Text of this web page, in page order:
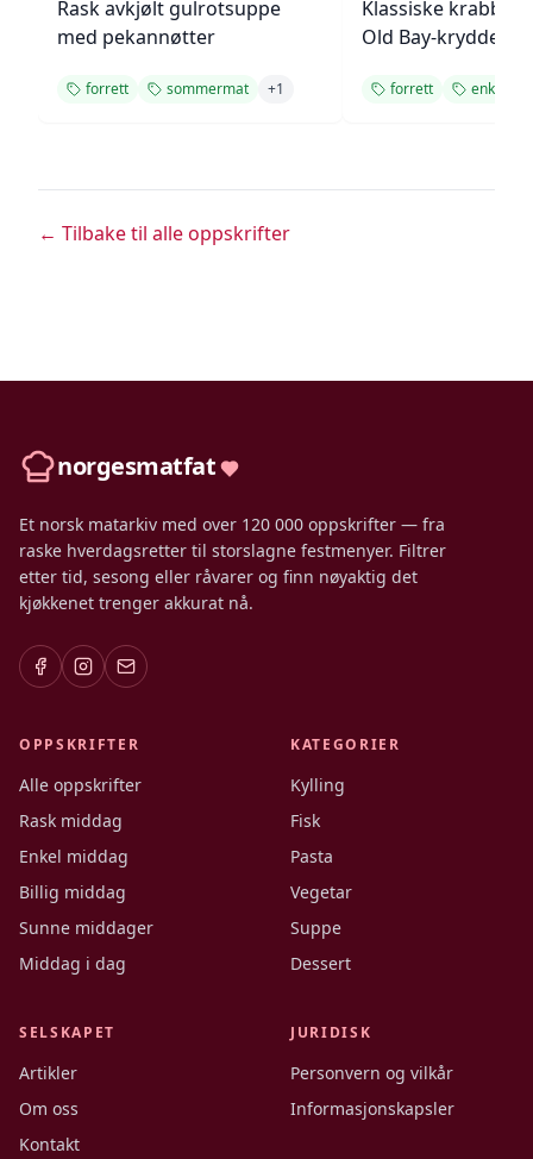
Rask avkjølt gulrotsuppe
med pekannøtter
forrett sommermat +1
Klassiske
Old Bay-krydder
forrett enkel
← Tilbake til alle oppskrifter
norgesmatfat
Et norsk matarkiv med over 120 000 oppskrifter — fra
raske hverdagsretter til storslagne festmenyer. Filtrer
etter tid, sesong eller råvarer og finn nøyaktig det
kjøkkenet trenger akkurat nå.
OPPSKRIFTER
Alle oppskrifter
Rask middag
Enkel middag
Billig middag
Sunne middager
Middag i dag
KATEGORIER
Kylling
Fisk
Pasta
Vegetar
Suppe
Dessert
SELSKAPET
Artikler
Om oss
Kontakt
JURIDISK
Personvern og vilkår
Informasjonskapsler